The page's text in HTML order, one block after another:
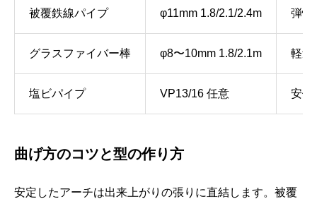
被覆鉄線パイプ φ11mm 1.8/2.1/2.4m 弾性
グラスファイバー棒 φ8〜10mm 1.8/2.1m 軽量
塩ビパイプ VP13/16 任意 安価
曲げ方のコツと型の作り方
安定したアーチは出来上がりの張りに直結します。被覆